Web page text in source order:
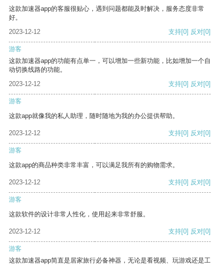
这款加速器app的客服很贴心，遇到问题都能及时解决，服务态度非常
好。
2023-12-12
支持[0] 反对[0]
游客
这款加速器app的功能有点单一，可以增加一些新功能，比如增加一个自
动切换线路的功能。
2023-12-12
支持[0] 反对[0]
游客
这款app就像我的私人助理，随时随地为我的办公提供帮助。
2023-12-12 支持[0] 反对[0]
游客
这款app的商品种类非常丰富，可以满足我所有的购物需求。
2023-12-12 支持[0] 反对[0]
游客
这款软件的设计非常人性化，使用起来非常舒服。
2023-12-12 支持[0] 反对[0]
游客
这款加速器app简直是居家旅行必备神器，无论是看视频、玩游戏还是工